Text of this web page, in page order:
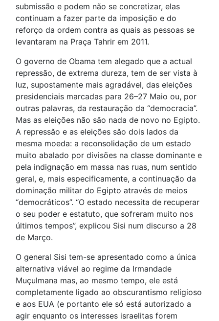
submissão e podem não se concretizar, elas
continuam a fazer parte da imposição e do
reforço da ordem contra as quais as pessoas se
levantaram na Praça Tahrir em 2011.
O governo de Obama tem alegado que a actual
repressão, de extrema dureza, tem de ser vista à
luz, supostamente mais agradável, das eleições
presidenciais marcadas para 26–27 Maio ou, por
outras palavras, da restauração da “democracia”.
Mas as eleições não são nada de novo no Egipto.
A repressão e as eleições são dois lados da
mesma moeda: a reconsolidação de um estado
muito abalado por divisões na classe dominante e
pela indignação em massa nas ruas, num sentido
geral, e, mais especificamente, a continuação da
dominação militar do Egipto através de meios
“democráticos”. “O estado necessita de recuperar
o seu poder e estatuto, que sofreram muito nos
últimos tempos”, explicou Sisi num discurso a 28
de Março.
O general Sisi tem-se apresentado como a única
alternativa viável ao regime da Irmandade
Muçulmana mas, ao mesmo tempo, ele está
completamente ligado ao obscurantismo religioso
e aos EUA (e portanto ele só está autorizado a
agir enquanto os interesses israelitas forem